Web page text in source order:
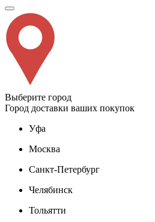
Выберите город
Город доставки ваших покупок
Уфа
Москва
Санкт-Петербург
Челябинск
Тольятти